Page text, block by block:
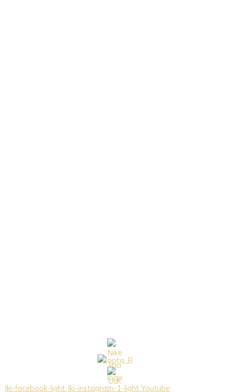
Jki-facebook-light Jki-instagram-1-light Youtube